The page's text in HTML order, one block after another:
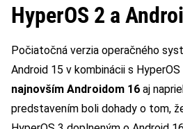
HyperOS 2 a
Počiatočná verzia operačného
Android 15 v kombinácii s HyperOS
najnovším Androidom 16 aj
predstavením boli dohady o tom,